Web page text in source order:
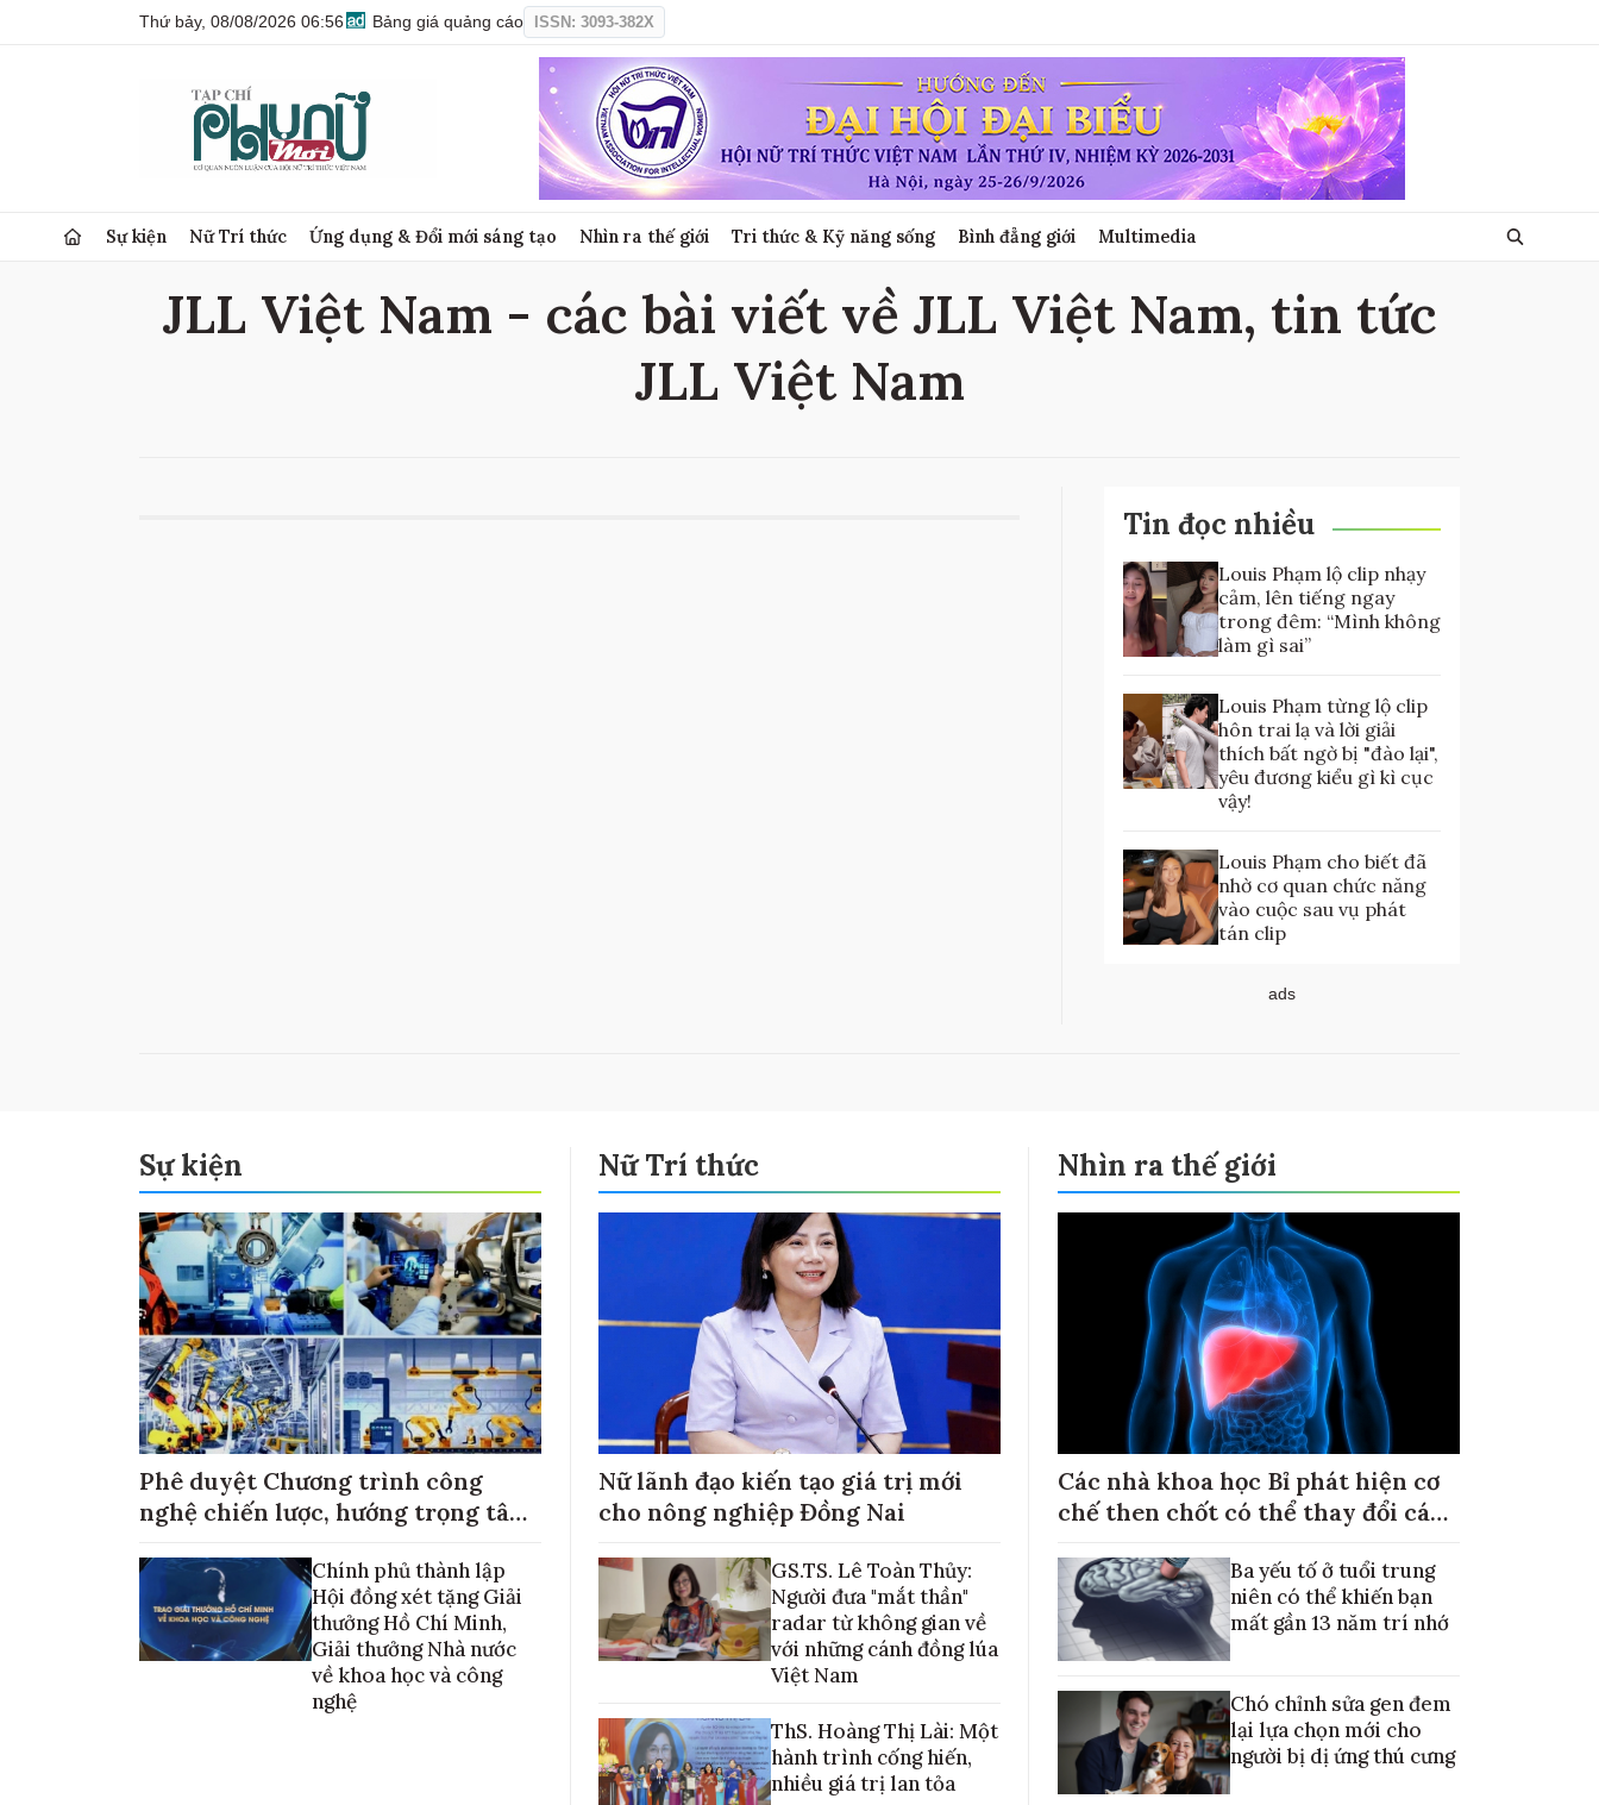
Thứ bảy, 08/08/2026 06:56 Bảng giá quảng cáo ISSN: 3093-382X
Sự kiện Nữ Trí thức Ứng dụng & Đổi mới sáng tạo Nhìn ra thế giới Tri thức & Kỹ năng sống Bình đẳng giới Multimedia
JLL Việt Nam - các bài viết về JLL Việt Nam, tin tức
JLL Việt Nam
Tin đọc nhiều
Louis Phạm lộ clip nhạy
cảm, lên tiếng ngay
trong đêm: “Mình không
làm gì sai”
Louis Phạm từng lộ clip
hôn trai lạ và lời giải
thích bất ngờ bị "đào lại",
yêu đương kiểu gì kì cục
vậy!
Louis Phạm cho biết đã
nhờ cơ quan chức năng
vào cuộc sau vụ phát
tán clip
ads
Sự kiện
Phê duyệt Chương trình công
nghệ chiến lược, hướng trọng tâm
Chính phủ thành lập
Hội đồng xét tặng Giải
thưởng Hồ Chí Minh,
Giải thưởng Nhà nước
về khoa học và công
nghệ
Nữ Trí thức
Nữ lãnh đạo kiến tạo giá trị mới
cho nông nghiệp Đồng Nai
GS.TS. Lê Toàn Thủy:
Người đưa "mắt thần"
radar từ không gian về
với những cánh đồng lúa
Việt Nam
ThS. Hoàng Thị Lài: Một
hành trình cống hiến,
nhiều giá trị lan tỏa
Nhìn ra thế giới
Các nhà khoa học Bỉ phát hiện cơ
chế then chốt có thể thay đổi cách
Ba yếu tố ở tuổi trung
niên có thể khiến bạn
mất gần 13 năm trí nhớ
Chó chỉnh sửa gen đem
lại lựa chọn mới cho
người bị dị ứng thú cưng